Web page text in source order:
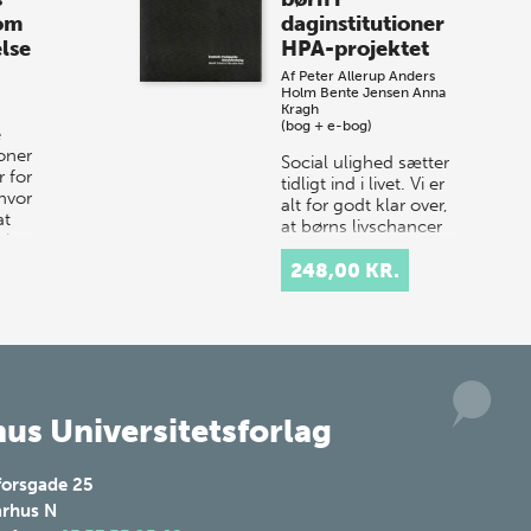
år til vores store sommer-lagersalg,
så sæt kryds i kalenderen onsdag den
for
i
daginstitutioner
HPA-projektet
Af Peter Allerup Anders
Holm Bente Jensen Anna
Kragh
(bog + e-bog)
Social ulighed sætter
tidligt ind i livet. Vi er
alt for godt klar over,
at børns livschancer
og muligheder ikke er
ens, men afhænger af
forældrebaggr…
248,00 KR.
Universitetsforlag
25
N